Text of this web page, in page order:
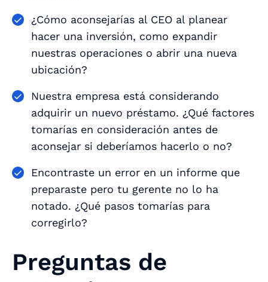
¿Cómo aconsejarías al CEO al planear
hacer una inversión, como expandir
nuestras operaciones o abrir una nueva
ubicación?
Nuestra empresa está considerando
adquirir un nuevo préstamo. ¿Qué factores
tomarías en consideración antes de
aconsejar si deberíamos hacerlo o no?
Encontraste un error en un informe que
preparaste pero tu gerente no lo ha
notado. ¿Qué pasos tomarías para
corregirlo?
Preguntas de